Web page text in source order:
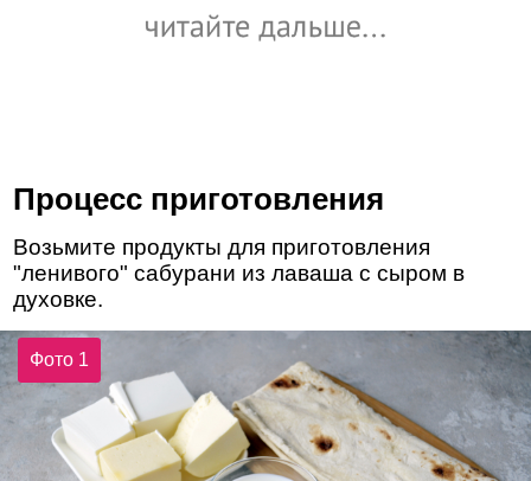
Процесс приготовления
Возьмите продукты для приготовления
"ленивого" сабурани из лаваша с сыром в
духовке.
Фото 1